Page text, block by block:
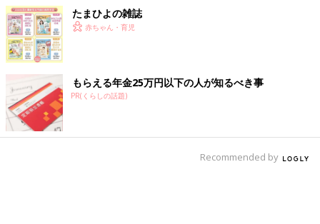
たまひよの雑誌
赤ちゃん・育児
もらえる年金25万円以下の人が知るべき事
PR(くらしの話題)
Recommended by